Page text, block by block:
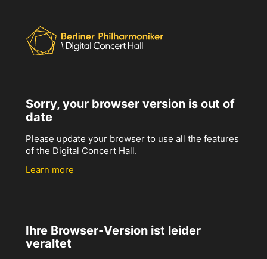
Sorry, your browser version is out of
date
Please update your browser to use all the features
of the Digital Concert Hall.
Learn more
Ihre Browser-Version ist leider
veraltet